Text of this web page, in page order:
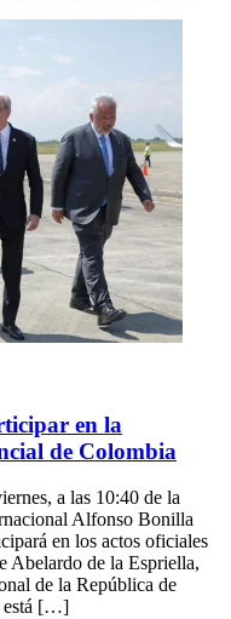
en la
de Colombia
a las 10:40 de la
Alfonso Bonilla
en los actos oficiales
Abelardo de la Espriella,
de la República de
está […]